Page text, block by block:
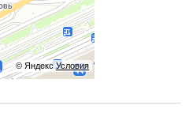
© Яндекс Условия